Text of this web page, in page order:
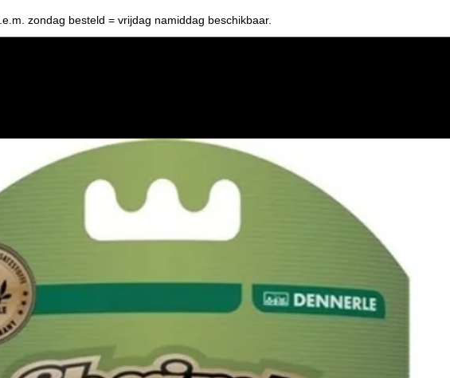
zondag besteld = vrijdag namiddag beschikbaar.